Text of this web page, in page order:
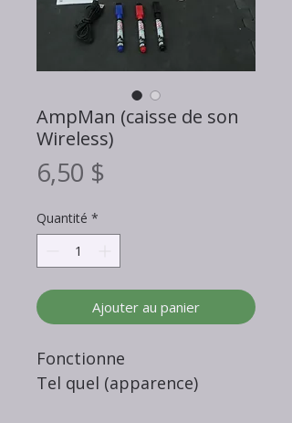
AmpMan (caisse de son
Wireless)
6,50 $
Quantité *
Ajouter au panier
Fonctionne
Tel quel (apparence)